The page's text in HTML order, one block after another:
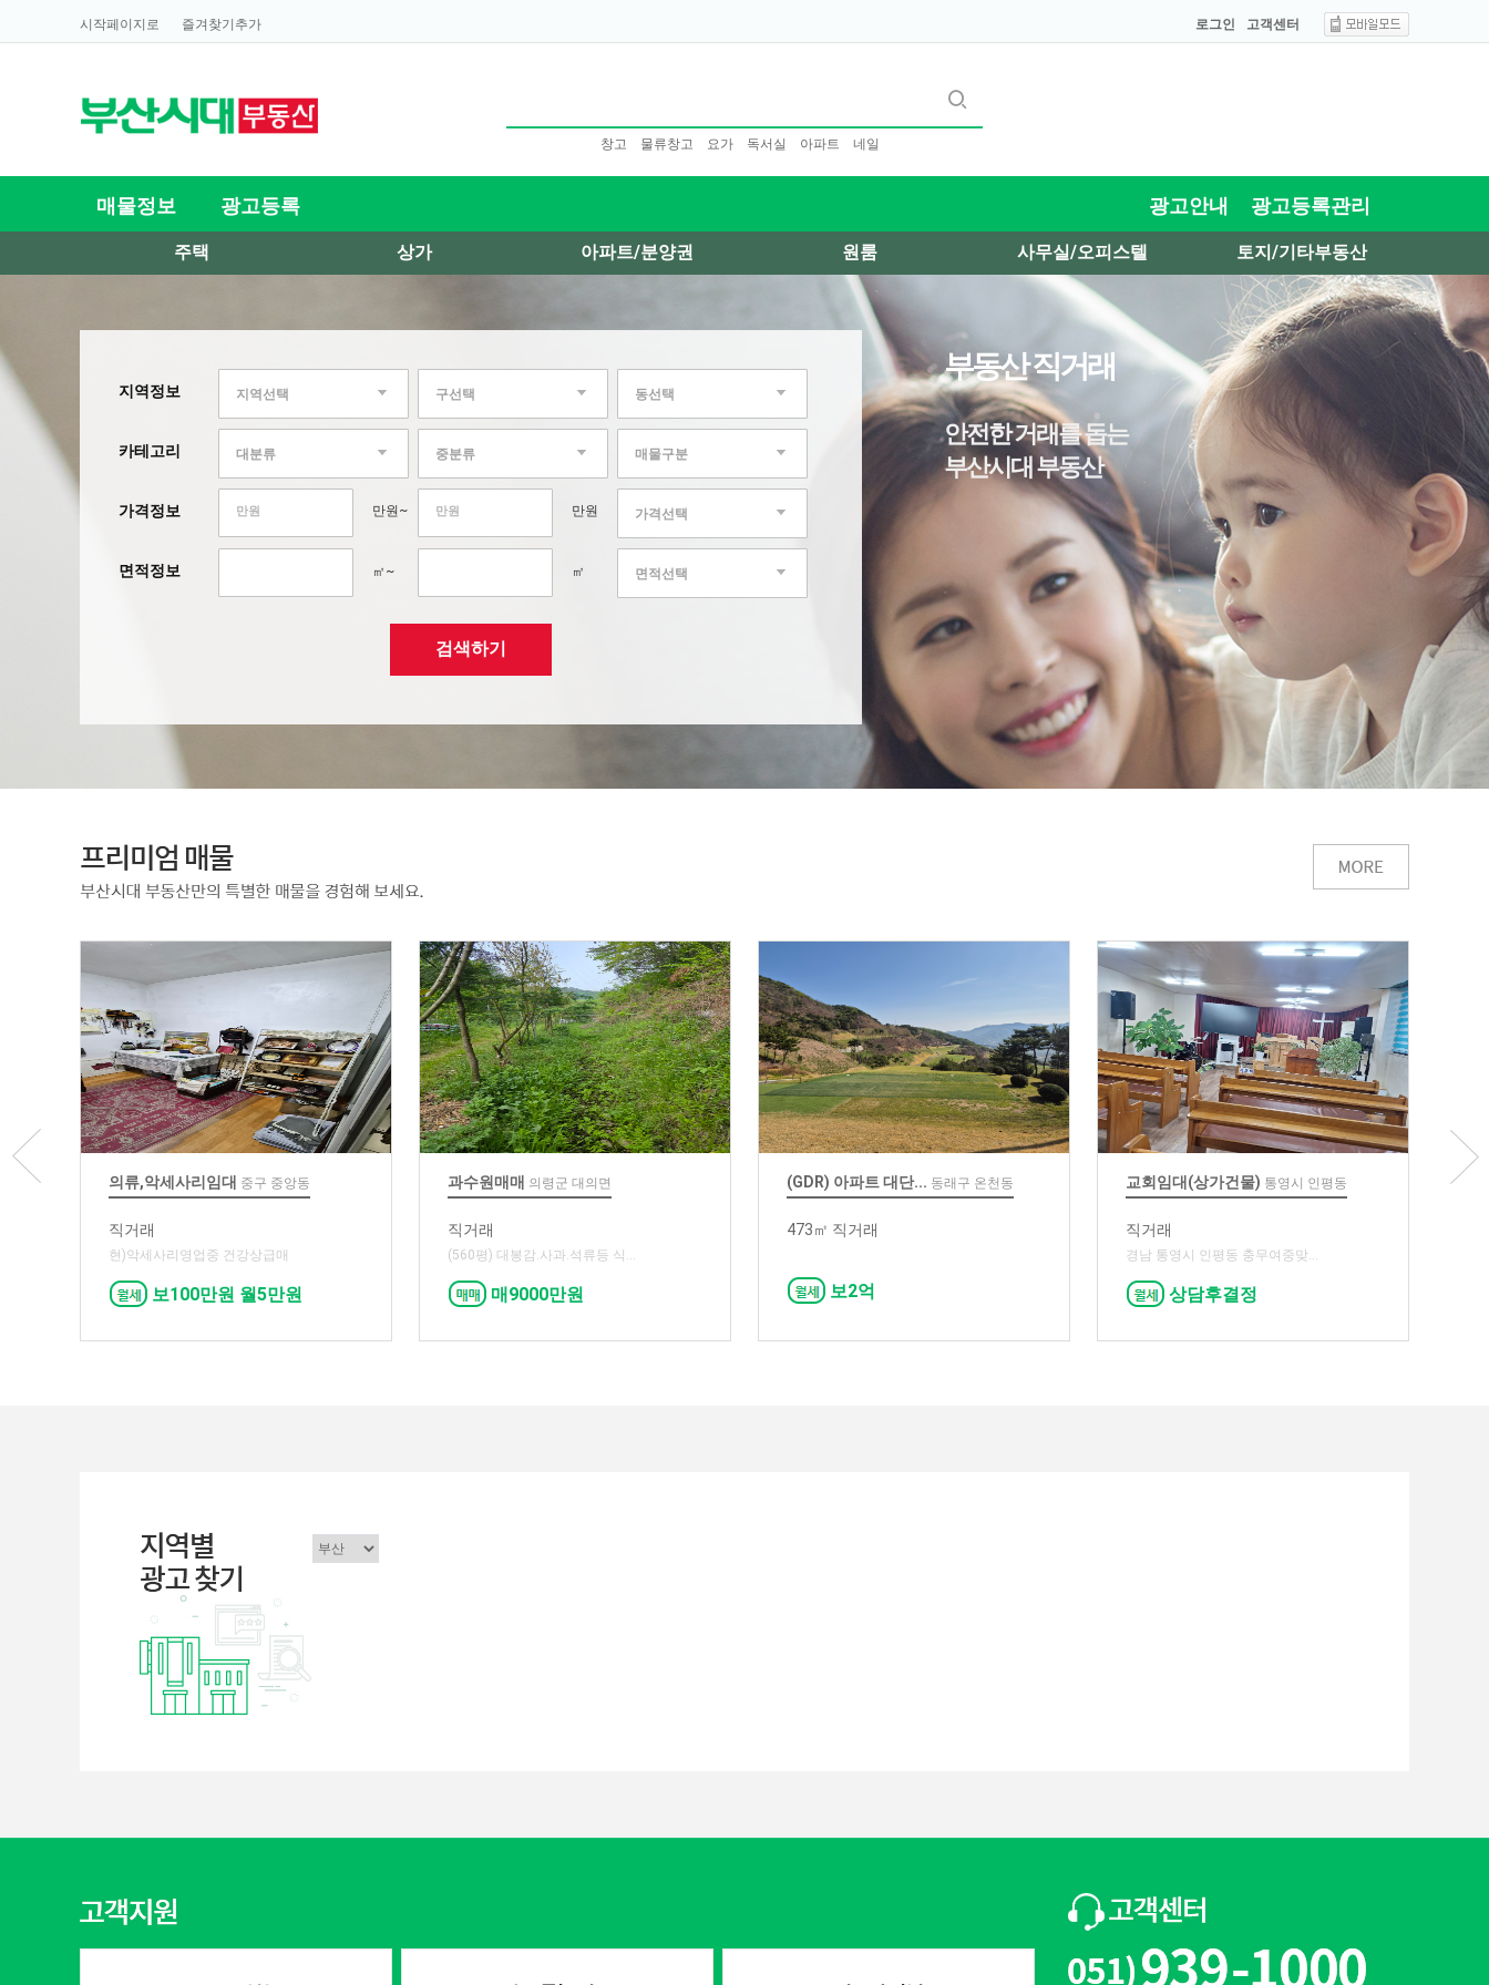
시작페이지로 즐겨찾기추가 로그인 고객센터
창고 물류창고 요가 독서실 아파트 네일
매물정보 광고등록 광고안내 광고등록관리
주택 상가 아파트/분양권 원룸 사무실/오피스텔 토지/기타부동산
지역정보 지역선택 구선택 동선택
카테고리 대분류 중분류 매물구분
가격정보 만원~ 만원 가격선택
면적정보 ㎡~ ㎡ 면적선택
검색하기
부동산 직거래
안전한 거래를 돕는
부산시대 부동산
의류,악세사리임대 중구 중앙동
직거래
현)악세사리영업중 건강상급매
보100만원 월5만원
과수원매매 의령군 대의면
직거래
(560평) 대봉감.사과.석류등 식...
매9000만원
(GDR) 아파트 대단... 동래구 온천동
473㎡ 직거래
보2억
교회임대(상가건물) 통영시 인평동
직거래
경남 통영시 인평동 충무여중맞...
상담후결정
단독